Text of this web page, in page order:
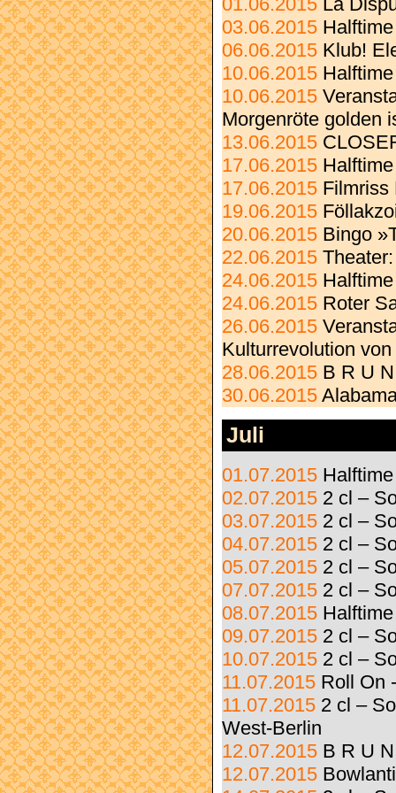
03.06.2015
06.06.2015 Klub!
10.06.2015
10.06.2015
Morgenröte golden
13.06.2015
17.06.2015
17.06.2015 Filmriss
19.06.2015
20.06.2015 Bingo
22.06.2015
24.06.2015
24.06.2015 Roter
26.06.2015
Kulturrevolution
28.06.2015 B R U
30.06.2015
Juli
01.07.2015
02.07.2015 2 cl –
03.07.2015 2 cl –
04.07.2015 2 cl –
05.07.2015 2 cl –
07.07.2015 2 cl –
08.07.2015
09.07.2015 2 cl –
10.07.2015 2 cl –
11.07.2015 Roll On
11.07.2015 2 cl –
West-Berlin
12.07.2015 B R U
12.07.2015